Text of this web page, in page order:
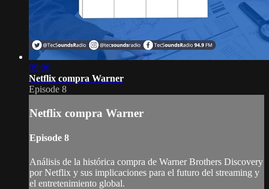
09:06
Netflix compra Warner
Episode 8
Netflix compra Warner
Episode 8
Análisis de la histórica compra de Warner Brothers Discovery
por Netflix y sus implicaciones para el futuro del streaming y
el entretenimiento global.